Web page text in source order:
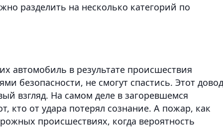
разделить на несколько категорий по
автомобиль в результате происшествия
безопасности, не смогут спастись. Этот довод
взгляд. На самом деле в загоревшемся
кто от удара потерял сознание. А пожар, как
происшествиях, когда вероятность